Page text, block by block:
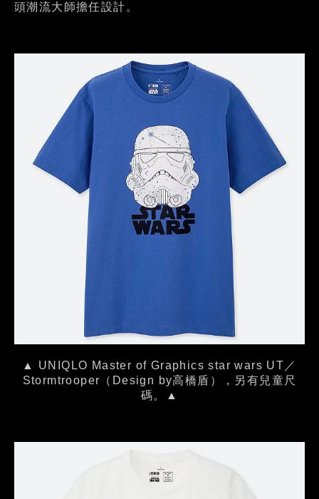
頭潮流大師擔任設計。
▲ UNIQLO Master of Graphics star wars UT／
Stormtrooper（Design by高橋盾），另有兒童尺
碼。▲